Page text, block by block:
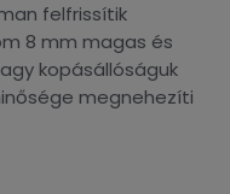
felfrissítik
8 mm magas és
kopásállóságuk
megnehezíti